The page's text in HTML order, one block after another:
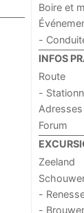
Boire et
-
INFOS
Route
-
Forum
Zeeland
-
-